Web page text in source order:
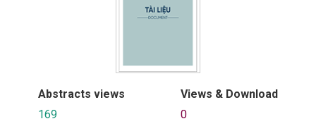
Abstracts views
169
Views & Download
0